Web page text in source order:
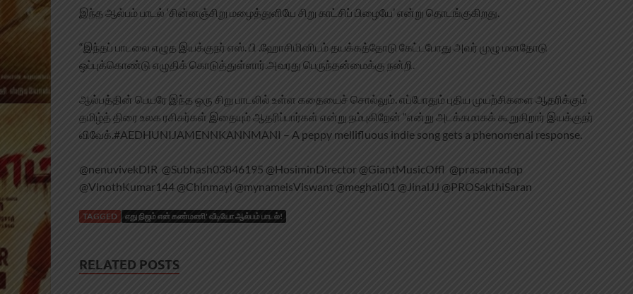
இந்த ஆல்பம் பாடல் ‘சின்னஞ்சிறு மழைத்துளியே சிறு காட்சிப் பிழையே’ என்று தொடங்குகிறது.
“இந்தப் பாடலை எழுத இயக்குநர் எஸ். பி .ஹோசிமினிடம் தயக்கத்தோடு கேட்டபோது அவர் முழு மனதோடு
ஒப்புக்கொண்டு எழுதிக் கொடுத்துள்ளார்.அவரது பெருந்தன்மைக்கு நன்றி.
ஆல்பத்தின் பெயரே இந்த ஒரு சிறு பாடலில் உள்ள கதையைச் சொல்லும். எப்போதும் புதிய முயற்சிகளை ஆதரிக்கும்
தமிழ்த் திரை உலக ரசிகர்கள் இதையும் ஆதரிப்பார்கள் என்று நம்புகிறேன் “என்று அடக்கமாகக் கூறுகிறார் இயக்குநர்
விவேக்.#AEDHUNIJAMENNKANNMANI – A peppy mellifluous indie song gets a phenomenal response.
@nenuvivekDIR @Subhash03846195 @HosiminDirector @GiantMusicOffl @prasannadop
@VinothKumar144 @Chinmayi @mynameisViswant @meghali01 @JinalJJ @PROSakthiSaran
TAGGED எது நிஜம் என் கண்மணி' வீடியோ ஆல்பம் பாடல்!
RELATED POSTS